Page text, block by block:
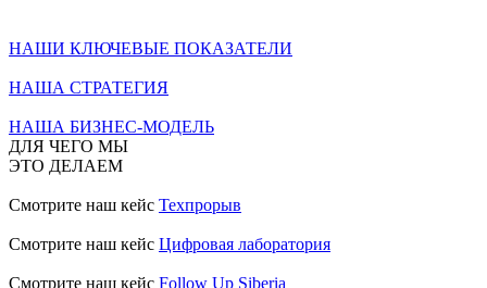
НАШИ КЛЮЧЕВЫЕ ПОКАЗАТЕЛИ
НАША СТРАТЕГИЯ
НАША БИЗНЕС-МОДЕЛЬ
ДЛЯ ЧЕГО МЫ
ЭТО ДЕЛАЕМ
Смотрите наш кейс Техпрорыв
Смотрите наш кейс Цифровая лаборатория
Смотрите наш кейс Follow Up Siberia